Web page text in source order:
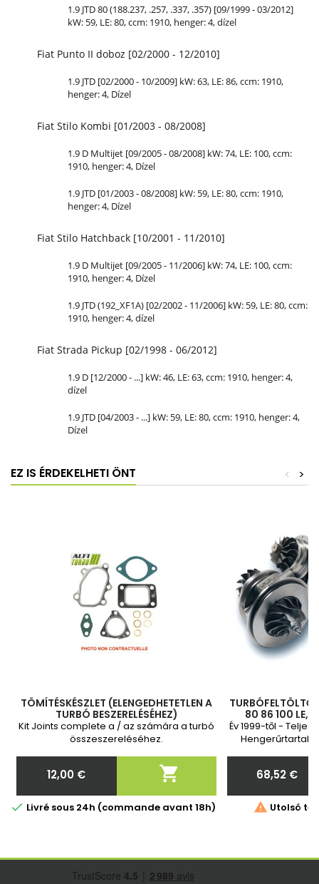
1.9 JTD 80 (188.237, .257, .337, .357) [09/1999 - 03/2012]
kW: 59, LE: 80, ccm: 1910, henger: 4, dízel
Fiat Punto II doboz [02/2000 - 12/2010]
1.9 JTD [02/2000 - 10/2009] kW: 63, LE: 86, ccm: 1910,
henger: 4, Dízel
Fiat Stilo Kombi [01/2003 - 08/2008]
1.9 D Multijet [09/2005 - 08/2008] kW: 74, LE: 100, ccm:
1910, henger: 4, Dízel
1.9 JTD [01/2003 - 08/2008] kW: 59, LE: 80, ccm: 1910,
henger: 4, Dízel
Fiat Stilo Hatchback [10/2001 - 11/2010]
1.9 D Multijet [09/2005 - 11/2006] kW: 74, LE: 100, ccm:
1910, henger: 4, Dízel
1.9 JTD (192_XF1A) [02/2002 - 11/2006] kW: 59, LE: 80, ccm:
1910, henger: 4, dízel
Fiat Strada Pickup [02/1998 - 06/2012]
1.9 D [12/2000 - ...] kW: 46, LE: 63, ccm: 1910, henger: 4,
dízel
1.9 JTD [04/2003 - ...] kW: 59, LE: 80, ccm: 1910, henger: 4,
Dízel
EZ IS ÉRDEKELHETI ÖNT >
<
TÖMÍTÉSKÉSZLET (ELENGEDHETETLEN A
TURBÓ BESZERELÉSÉHEZ)
Kit Joints complete a / az számára a turbó
összeszereléséhez.
Ár
12,00 € 
 Livré sous 24h (commande avant 18h)
80 86 100 LE,
55223446,
Év 1999-től -
Ár
68,52 €
 Utolsó